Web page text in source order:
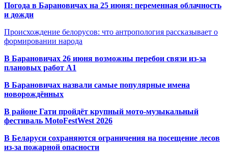
Погода в Барановичах на 25 июня: переменная облачность
и дожди
Происхождение белорусов: что антропология рассказывает о
формировании народа
В Барановичах 26 июня возможны перебои связи из-за
плановых работ A1
В Барановичах назвали самые популярные имена
новорождённых
В районе Гати пройдёт крупный мото-музыкальный
фестиваль MotoFestWest 2026
В Беларуси сохраняются ограничения на посещение лесов
из-за пожарной опасности